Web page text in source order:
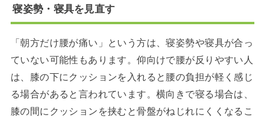
寝姿勢・寝具を見直す
「朝方だけ腰が痛い」という方は、寝姿勢や寝具が合っ
ていない可能性もあります。仰向けで腰が反りやすい人
は、膝の下にクッションを入れると腰の負担が軽く感じ
る場合があると言われています。横向きで寝る場合は、
膝の間にクッションを挟むと骨盤がねじれにくくなるこ